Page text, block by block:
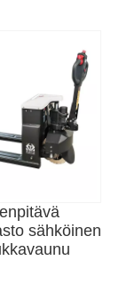
sähköinen